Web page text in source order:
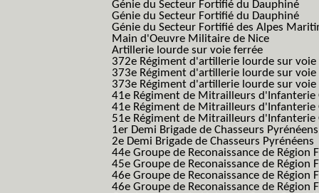
Génie du Secteur Fortifié du Dauphiné
Génie du Secteur Fortifié du Dauphiné
Génie du Secteur Fortifié des Alpes
Main d'Oeuvre Militaire de Nice
Artillerie lourde sur voie ferrée
372e Régiment d'artillerie lourde sur voie
373e Régiment d'artillerie lourde sur voie
373e Régiment d'artillerie lourde sur
41e Régiment de Mitrailleurs d'Infanterie
41e Régiment de Mitrailleurs d'Infanterie
51e Régiment de Mitrailleurs d'Infanterie
1er Demi Brigade de Chasseurs Pyrénéens
2e Demi Brigade de Chasseurs Pyrénéens
44e Groupe de Reconaissance de Région
45e Groupe de Reconaissance de Région
46e Groupe de Reconaissance de Région
46e Groupe de Reconaissance de